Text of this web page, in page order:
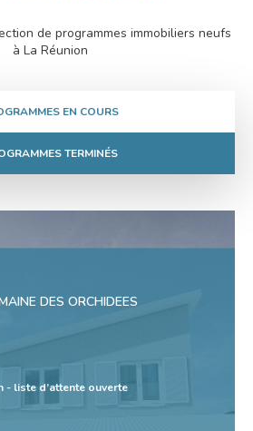
de programmes immobiliers neufs
à La Réunion
EN COURS
TERMINÉS
DES ORCHIDEES
- liste d’attente ouverte